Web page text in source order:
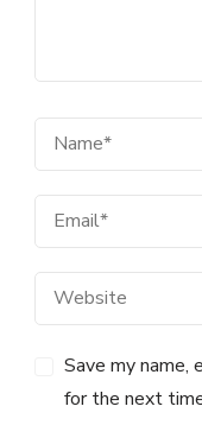
Save my name,
for the next